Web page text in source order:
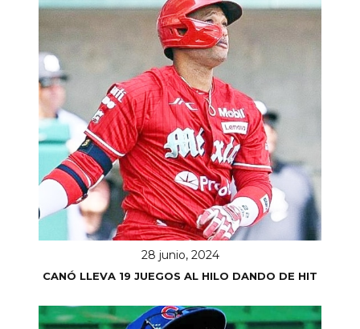
28 junio, 2024
CANÓ LLEVA 19 JUEGOS AL HILO DANDO DE HIT